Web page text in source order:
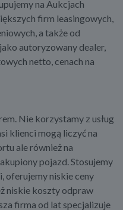
na Aukcjach
firm leasingowych,
a także od
autoryzowany dealer,
netto, cenach na
Nie korzystamy z usług
klienci mogą liczyć na
ale również na
pojazd. Stosujemy
oferujemy niskie ceny
niskie koszty odpraw
firma od lat specjalizuje